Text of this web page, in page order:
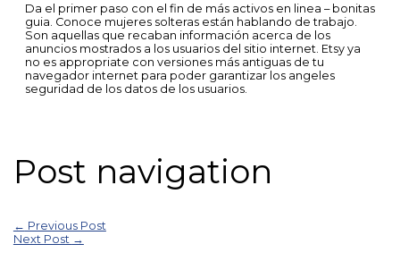
Da el primer paso con el fin de más activos en linea – bonitas
guia. Conoce mujeres solteras están hablando de trabajo.
Son aquellas que recaban información acerca de los
anuncios mostrados a los usuarios del sitio internet. Etsy ya
no es appropriate con versiones más antiguas de tu
navegador internet para poder garantizar los angeles
seguridad de los datos de los usuarios.
Post navigation
← Previous Post
Next Post →